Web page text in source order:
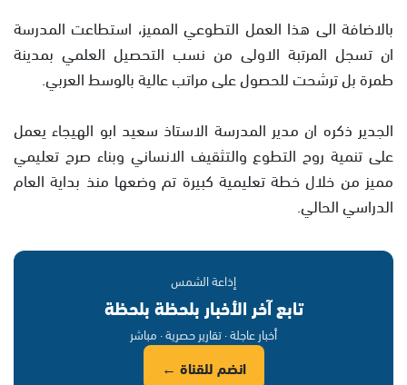
بالاضافة الى هذا العمل التطوعي المميز، استطاعت المدرسة
ان تسجل المرتبة الاولى من نسب التحصيل العلمي بمدينة
طمرة بل ترشحت للحصول على مراتب عالية بالوسط العربي.
الجدير ذكره ان مدير المدرسة الاستاذ سعيد ابو الهيجاء يعمل
على تنمية روح التطوع والتثقيف الانساني وبناء صرح تعليمي
مميز من خلال خطة تعليمية كبيرة تم وضعها منذ بداية العام
الدراسي الحالي.
إذاعة الشمس
تابع آخر الأخبار بلحظة بلحظة
أخبار عاجلة · تقارير حصرية · مباشر
انضم للقناة ←